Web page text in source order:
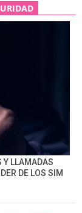
Y LLAMADAS
DE LOS SIM